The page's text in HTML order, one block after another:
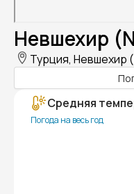
Невшехир
Турция, Невшехир
Средняя
Погода на весь год